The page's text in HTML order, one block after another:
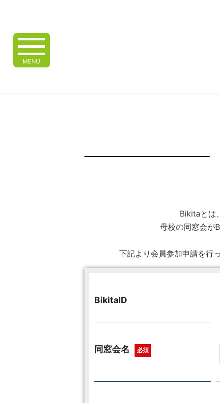
MENU
Bikitaとは
母校の同窓会が
下記より会員参加申請を行
BikitaID
同窓会名 必須